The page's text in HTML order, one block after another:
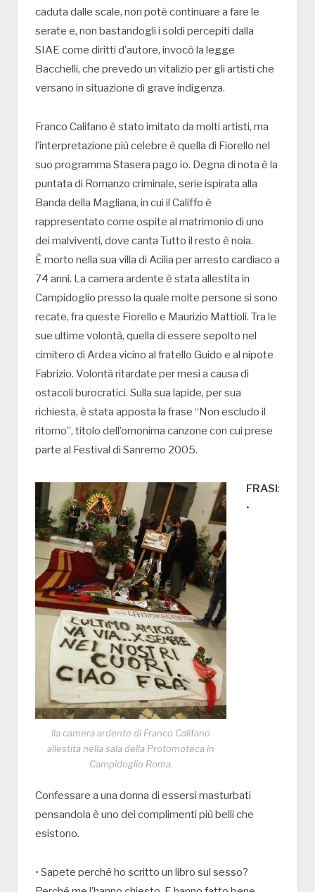
caduta dalle scale, non poté continuare a fare le
serate e, non bastandogli i soldi percepiti dalla
SIAE come diritti d’autore, invocò la legge
Bacchelli, che prevedo un vitalizio per gli artisti che
versano in situazione di grave indigenza.
Franco Califano è stato imitato da molti artisti, ma
l’interpretazione più celebre è quella di Fiorello nel
suo programma Stasera pago io. Degna di nota è la
puntata di Romanzo criminale, serie ispirata alla
Banda della Magliana, in cui il Califfo è
rappresentato come ospite al matrimonio di uno
dei malviventi, dove canta Tutto il resto è noia.
È morto nella sua villa di Acilia per arresto cardiaco a
74 anni. La camera ardente è stata allestita in
Campidoglio presso la quale molte persone si sono
recate, fra queste Fiorello e Maurizio Mattioli. Tra le
sue ultime volontà, quella di essere sepolto nel
cimitero di Ardea vicino al fratello Guido e al nipote
Fabrizio. Volontà ritardate per mesi a causa di
ostacoli burocratici. Sulla sua lapide, per sua
richiesta, è stata apposta la frase “Non escludo il
ritorno”, titolo dell’omonima canzone con cui prese
parte al Festival di Sanremo 2005.
lla camera ardente di Franco Califano
allestita nella sala della Protomoteca in
Campidoglio Roma.
FRASI:
•
Confessare a una donna di essersi masturbati
pensandola è uno dei complimenti più belli che
esistono.
• Sapete perché ho scritto un libro sul sesso?